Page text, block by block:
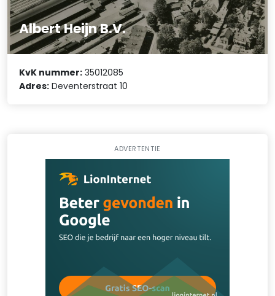
Albert Heijn B.V.
KvK nummer: 35012085
Adres: Deventerstraat 10
ADVERTENTIE